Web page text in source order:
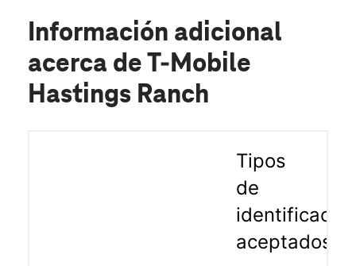
Información adicional
acerca de T-Mobile
Hastings Ranch
Tipos
de
aceptados